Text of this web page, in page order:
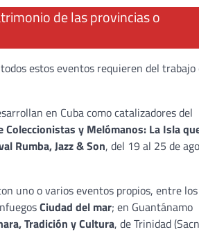
de las provincias o
estos eventos requieren del trabajo
en Cuba como catalizadores del
y Melómanos: La Isla
Rumba, Jazz & Son, del 19 al 25 de
uno o varios eventos propios, entre
Ciudad del mar; en Guantánamo
Tradición y Cultura, de Trinidad